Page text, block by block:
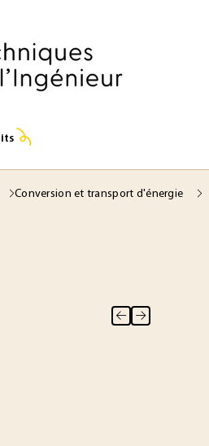
Conversion et transport d'énergie